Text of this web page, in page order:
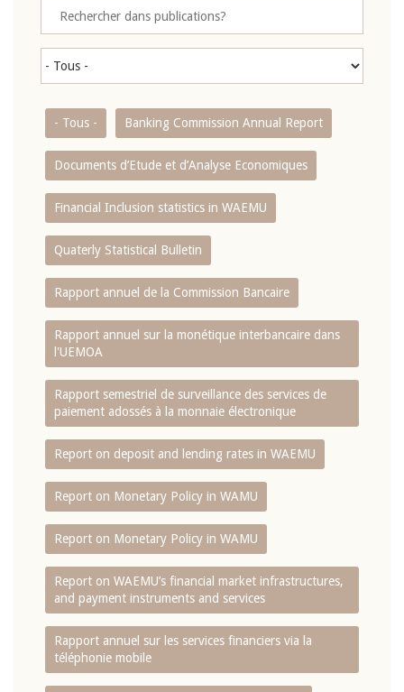
- Tous - Banking Commission Annual Report
Documents d’Etude et d’Analyse Economiques
Financial Inclusion statistics in WAEMU
Quaterly Statistical Bulletin
Rapport annuel de la Commission Bancaire
Rapport annuel sur la monétique interbancaire dans
l'UEMOA
Rapport semestriel de surveillance des services de
paiement adossés à la monnaie électronique
Report on deposit and lending rates in WAEMU
Report on Monetary Policy in WAMU
Report on Monetary Policy in WAMU
Report on WAEMU’s financial market infrastructures,
and payment instruments and services
Rapport annuel sur les services financiers via la
téléphonie mobile